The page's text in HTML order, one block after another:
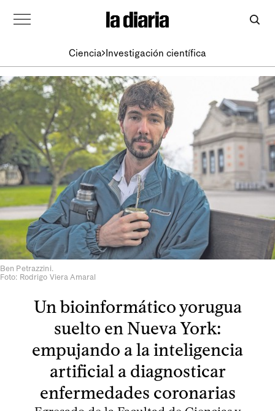
Ciencia Investigación científica
Ben Petrazzini.
Foto: Rodrigo Viera Amaral
Un bioinformático yorugua
suelto en Nueva York:
empujando a la inteligencia
artificial a diagnosticar
enfermedades coronarias